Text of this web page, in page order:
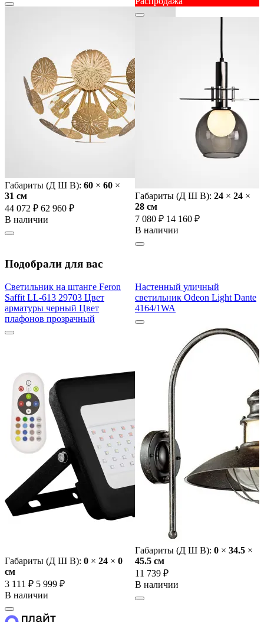
Габариты (Д Ш В): 60 × 60 ×
31 cм
44 072 ₽ 62 960 ₽
В наличии
Габариты (Д Ш В): 24 × 24 ×
28 cм
7 080 ₽ 14 160 ₽
В наличии
Подобрали для вас
Светильник на штанге Feron
Saffit LL-613 29703 Цвет
арматуры черный Цвет
плафонов прозрачный
Габариты (Д Ш В): 0 × 24 × 0
cм
3 111 ₽ 5 999 ₽
В наличии
Настенный уличный
светильник Odeon Light Dante
4164/1WA
Габариты (Д Ш В): 0 × 34.5 ×
45.5 cм
11 739 ₽
В наличии